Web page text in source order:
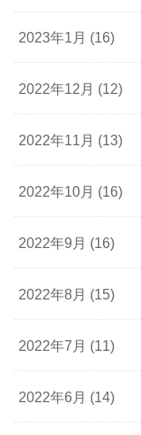
2023年1月 (16)
2022年12月 (12)
2022年11月 (13)
2022年10月 (16)
2022年9月 (16)
2022年8月 (15)
2022年7月 (11)
2022年6月 (14)